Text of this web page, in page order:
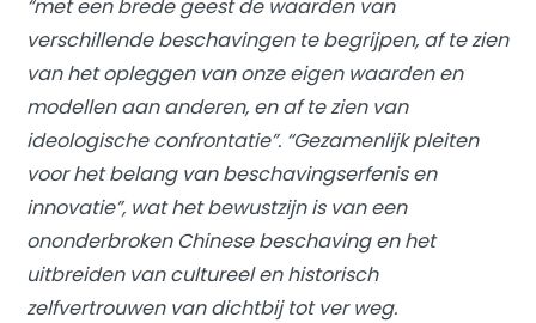
“met een brede geest de waarden van
verschillende beschavingen te begrijpen, af te zien
van het opleggen van onze eigen waarden en
modellen aan anderen, en af te zien van
ideologische confrontatie”. “Gezamenlijk pleiten
voor het belang van beschavingserfenis en
innovatie”, wat het bewustzijn is van een
ononderbroken Chinese beschaving en het
uitbreiden van cultureel en historisch
zelfvertrouwen van dichtbij tot ver weg.